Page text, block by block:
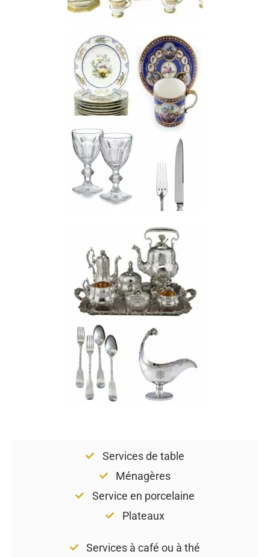
Services de table
Ménagères
Service en porcelaine
Plateaux
Services à café ou à thé